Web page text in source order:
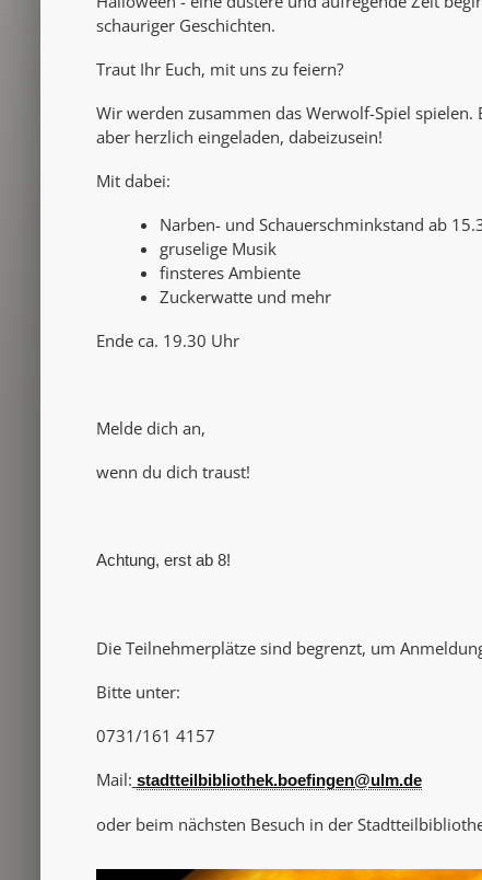
schauriger Geschichten.
Traut Ihr Euch, mit uns zu feiern?
Wir werden zusammen das Werwolf-Spiel
aber herzlich eingeladen, dabeizusein!
Mit dabei:
Narben- und Schauerschminkstand ab
gruselige Musik
finsteres Ambiente
Zuckerwatte und mehr
Ende ca. 19.30 Uhr
Melde dich an,
wenn du dich traust!
Achtung, erst ab 8!
Die Teilnehmerplätze sind begrenzt, um
Bitte unter:
0731/161 4157
Mail: stadtteilbibliothek.boefingen@ulm.de
oder beim nächsten Besuch in der